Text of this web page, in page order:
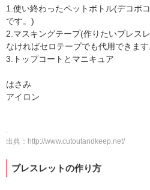
1.使い終わったペットボトル(デコボ
です。)
2.マスキングテープ(作りたいブレス
なければセロテープでも代用できます
3.トップコートとマニキュア
はさみ
アイロン
出典： http://www.cutoutandkeep.net/
ブレスレットの作り方